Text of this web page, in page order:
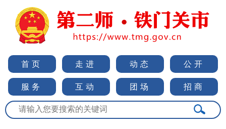
首页 走进 动态 公开
服务 互动 团场 招商